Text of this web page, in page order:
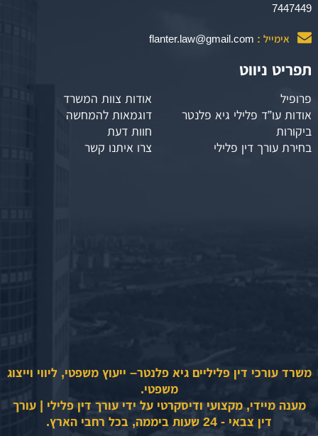
7447449
אימייל : flanter.law@gmail.com
תפריט ניווט
פרופיל
אודות צוות המשרד
אודות עו”ד פלילי גיא פלנטר
דוגמאות להמחשה
ביקורות
חוות דעת
בחירת עורך דין פלילי
צרו איתנו קשר
משרד עורכי דין פליליים גיא פלנטר– ייעוץ משפטי, ליווי וייצוג
משפטי.
מענה מיידי, מקצועי ודיסקרטי על ידי עורך דין פלילי | עורך
דין צבאי - 24 שעות ביממה, בכל רחבי הארץ.